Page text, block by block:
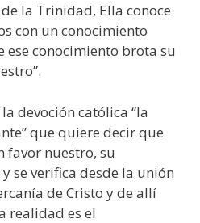
la Trinidad, Ella conoce
con un conocimiento
ese conocimiento brota su
devoción católica “la
que quiere decir que
favor nuestro, su
se verifica desde la unión
de Cristo y de allí
realidad es el